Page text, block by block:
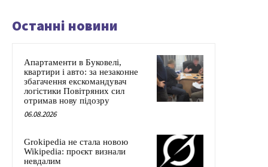
Останні новини
Апартаменти в Буковелі,
квартири і авто: за незаконне
збагачення екскомандувач
логістики Повітряних сил
отримав нову підозру
06.08.2026
Grokipedia не стала новою
Wikipedia: проєкт визнали
невдалим